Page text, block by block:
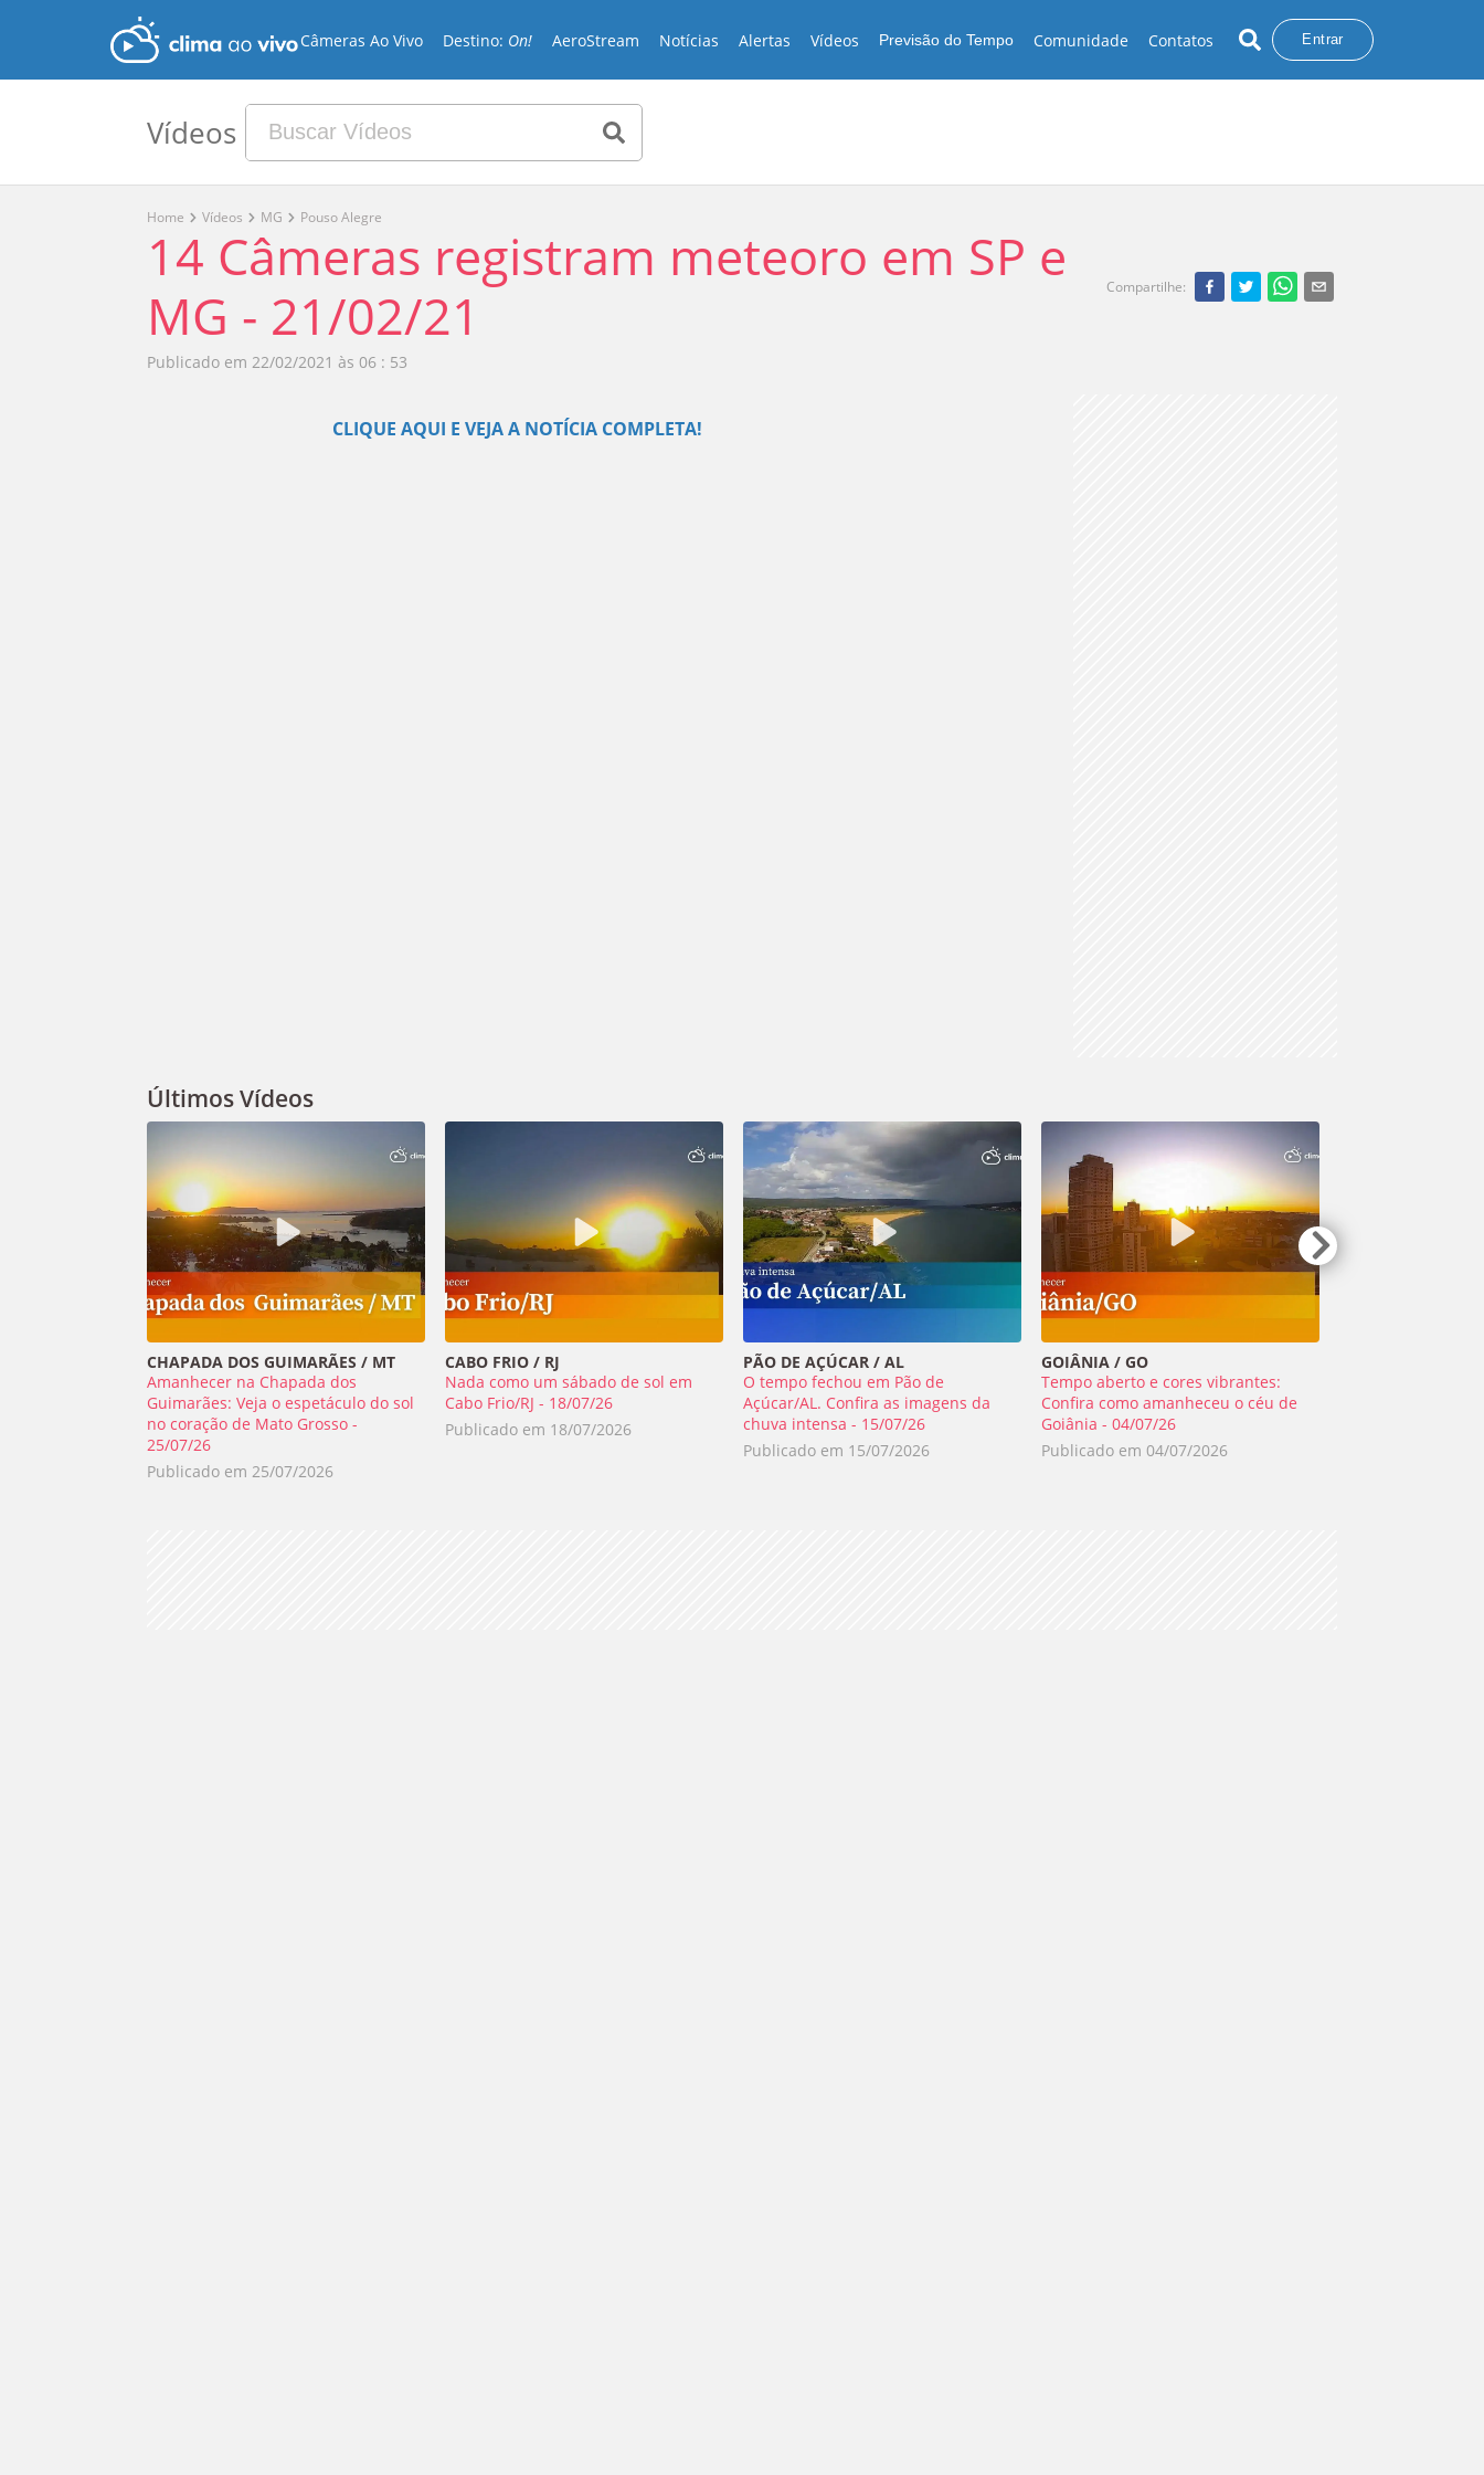
Câmeras Ao Vivo Destino: On! AeroStream Notícias Alertas Vídeos Previsão do Tempo Comunidade Contatos Entrar
Vídeos
Home Vídeos MG Pouso Alegre
14 Câmeras registram meteoro em SP e
MG - 21/02/21
Compartilhe:
Publicado em 22/02/2021 às 06 : 53
Play
CLIQUE AQUI E VEJA A NOTÍCIA COMPLETA!
Últimos Vídeos
CHAPADA DOS GUIMARÃES / MT
Amanhecer na Chapada dos
Guimarães: Veja o espetáculo do sol
no coração de Mato Grosso -
25/07/26
Publicado em 25/07/2026
CABO FRIO / RJ
Nada como um sábado de sol em
Cabo Frio/RJ - 18/07/26
Publicado em 18/07/2026
PÃO DE AÇÚCAR / AL
O tempo fechou em Pão de
Açúcar/AL. Confira as imagens da
chuva intensa - 15/07/26
Publicado em 15/07/2026
GOIÂNIA / GO
Tempo aberto e cores vibrantes:
Confira como amanheceu o céu de
Goiânia - 04/07/26
Publicado em 04/07/2026